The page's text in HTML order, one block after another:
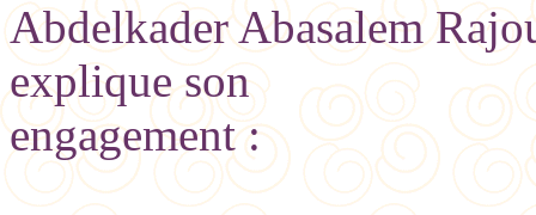
Abdelkader Abasalem
explique son
engagement :